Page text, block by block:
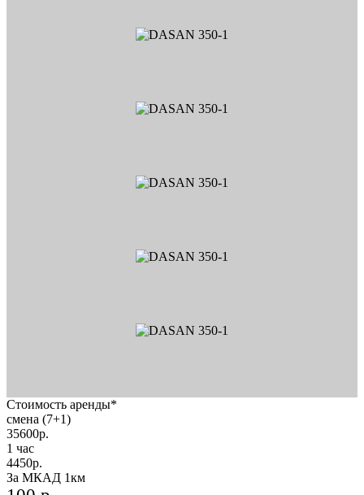
Стоимость аренды*
смена (7+1)
35600р.
1 час
4450р.
За МКАД 1км